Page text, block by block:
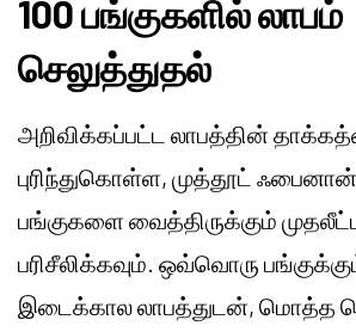
100 பங்குகளில் லாபம்
செலுத்துதல்
அறிவிக்கப்பட்ட லாபத்தின்
புரிந்துகொள்ள, முத்தூட்
பங்குகளை வைத்திருக்கும்
பரிசீலிக்கவும். ஒவ்வொரு
இடைக்கால லாபத்துடன், மொத்த